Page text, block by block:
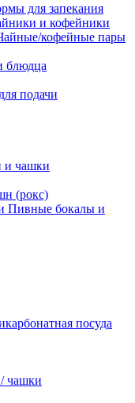
для запекания
и кофейники
кофейные пары
блюдца
подачи
и чашки
(рокс)
Пивные бокалы и
посуда
чашки